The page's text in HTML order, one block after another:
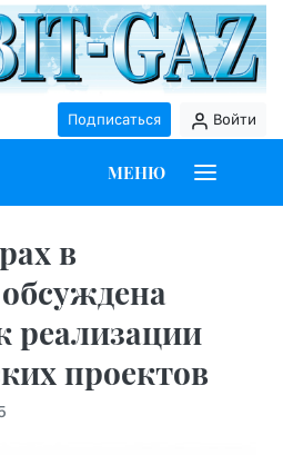
Подписаться Войти
МЕНЮ
в
реализации
проектов